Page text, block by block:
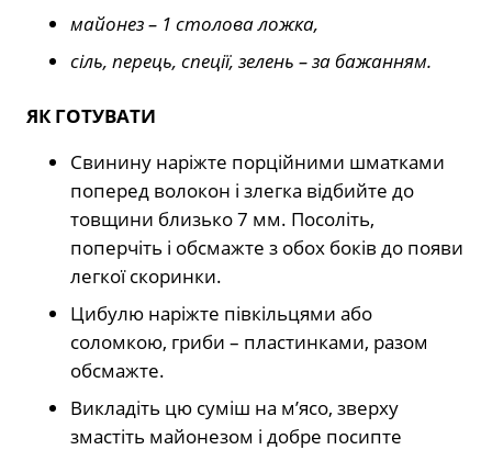
майонез – 1 столова ложка,
сіль, перець, спеції, зелень – за бажанням.
ЯК ГОТУВАТИ
Свинину наріжте порційними шматками
поперед волокон і злегка відбийте до
товщини близько 7 мм. Посоліть,
поперчіть і обсмажте з обох боків до появи
легкої скоринки.
Цибулю наріжте півкільцями або
соломкою, гриби – пластинками, разом
обсмажте.
Викладіть цю суміш на м’ясо, зверху
змастіть майонезом і добре посипте